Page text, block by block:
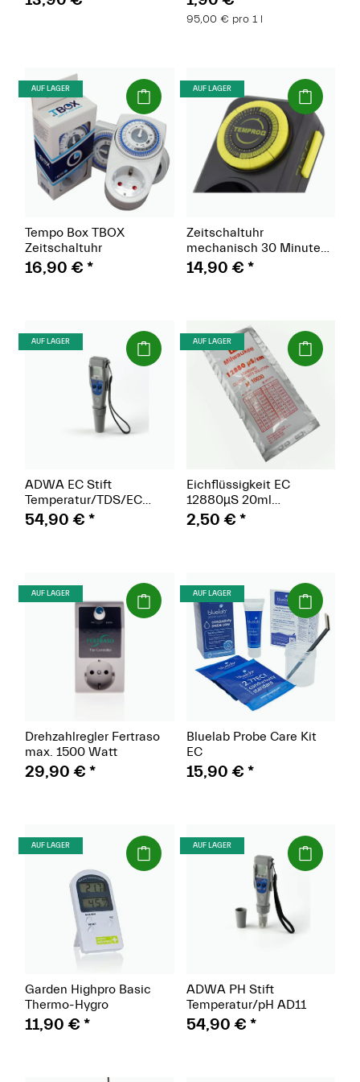
95,00 € pro 1 l
AUF LAGER (Paket)
Tempo Box TBOX
Zeitschaltuhr
16,90 € *
AUF LAGER (Paket)
Zeitschaltuhr
mechanisch 30 Minuten
Intervall GHP
14,90 € *
AUF LAGER (Paket)
ADWA EC Stift
Temperatur/TDS/EC
AD32
54,90 € *
AUF LAGER (Paket)
Eichflüssigkeit EC
12880µS 20ml
Milwaukee
2,50 € *
AUF LAGER (Paket)
Drehzahlregler Fertraso
max. 1500 Watt
29,90 € *
AUF LAGER (Paket)
Bluelab Probe Care Kit
EC
15,90 € *
AUF LAGER (Paket)
Garden Highpro Basic
Thermo-Hygro
11,90 € *
AUF LAGER (Paket)
ADWA PH Stift
Temperatur/pH AD11
54,90 € *